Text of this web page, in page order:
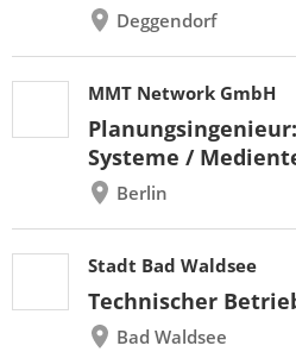
Deggendorf
MMT Network GmbH
Systeme /
Berlin
Stadt Bad Waldsee
Technischer
Bad Waldsee